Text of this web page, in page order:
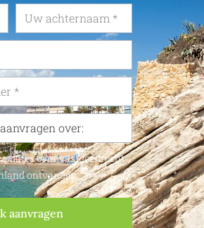
over vastgoedrecht
ontvangen
aanvragen